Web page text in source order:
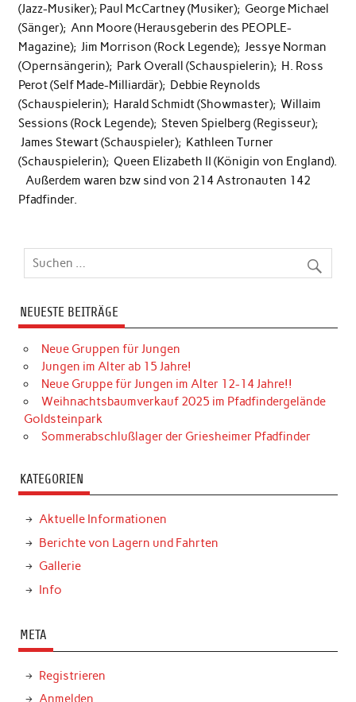
(Jazz-Musiker); Paul McCartney (Musiker); George Michael
(Sänger); Ann Moore (Herausgeberin des PEOPLE-
Magazine); Jim Morrison (Rock Legende); Jessye Norman
(Opernsängerin); Park Overall (Schauspielerin); H. Ross
Perot (Self Made-Milliardär); Debbie Reynolds
(Schauspielerin); Harald Schmidt (Showmaster); Willaim
Sessions (Rock Legende); Steven Spielberg (Regisseur);
James Stewart (Schauspieler); Kathleen Turner
(Schauspielerin); Queen Elizabeth II (Königin von England).
Außerdem waren bzw sind von 214 Astronauten 142
Pfadfinder.
NEUESTE BEITRÄGE
Neue Gruppen für Jungen
Jungen im Alter ab 15 Jahre!
Neue Gruppe für Jungen im Alter 12-14 Jahre!!
Weihnachtsbaumverkauf 2025 im Pfadfindergelände
Goldsteinpark
Sommerabschlußlager der Griesheimer Pfadfinder
KATEGORIEN
Aktuelle Informationen
Berichte von Lagern und Fahrten
Gallerie
Info
META
Registrieren
Anmelden